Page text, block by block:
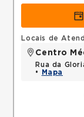
Locais de
Centro
Rua da
•
Mapa